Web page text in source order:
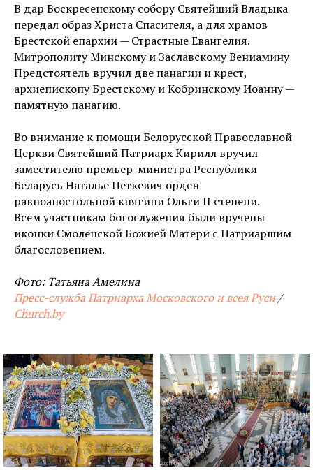
В дар Воскресенскому собору Святейший Владыка
передал образ Христа Спасителя, а для храмов
Брестской епархии — Страстные Евангелия.
Митрополиту Минскому и Заславскому Вениамину
Предстоятель вручил две панагии и крест,
архиепископу Брестскому и Кобринскому Иоанну —
памятную панагию.
Во внимание к помощи Белорусской Православной
Церкви Святейший Патриарх Кирилл вручил
заместителю премьер-министра Республики
Беларусь Наталье Петкевич орден
равноапостольной княгини Ольги II степени.
Всем участникам богослужения были вручены
иконки Смоленской Божией Матери с Патриаршим
благословением.
Фото: Татьяна Амелина
Пресс-служба Патриарха Московского и всея Руси/
Church.by